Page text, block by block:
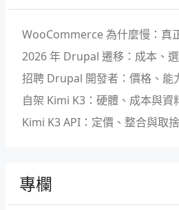
WooCommerce 為什麼慢：真
2026 年 Drupal 遷移：成本、
招聘 Drupal 開發者：價格、能
自架 Kimi K3：硬體、成本與資
Kimi K3 API：定價、整合與取捨
專欄